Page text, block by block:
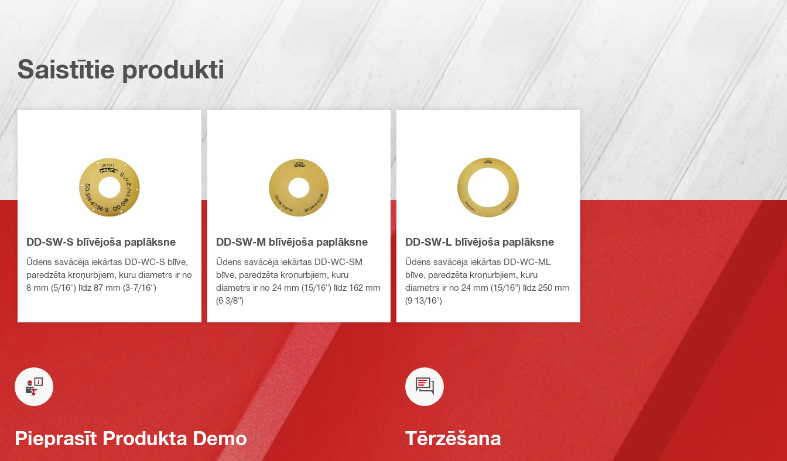
Saistītie produkti
DD-SW-S blīvējoša paplāksne
Ūdens savācēja iekārtas DD-WC-S blīve,
paredzēta kroņurbjiem, kuru diametrs ir no
8 mm (5/16") līdz 87 mm (3-7/16")
DD-SW-M blīvējoša paplāksne
Ūdens savācēja iekārtas DD-WC-SM
blīve, paredzēta kroņurbjiem, kuru
diametrs ir no 24 mm (15/16") līdz 162 mm
(6 3/8")
DD-SW-L blīvējoša paplāksne
Ūdens savācēja iekārtas DD-WC-ML
blīve, paredzēta kroņurbjiem, kuru
diametrs ir no 24 mm (15/16") līdz 250 mm
(9 13/16")
Pieprasīt Produkta Demo Tērzēšana